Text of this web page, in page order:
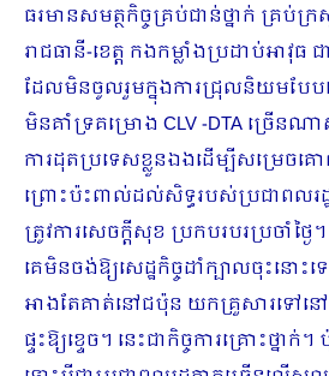
ធរមានសមត្ថកិច្ចគ្រប់ជាន់ថ្នាក់ គ្រប់ក្
រាជធានី-ខេត្ត កងកម្លាំងប្រដាប់អា​វុធ
ដែលមិនចូលរួមក្នុងការជ្រុលនិយមបែប
មិនគាំទ្រគម្រោង CLV -DTA ច្រើន
ការដុតប្រទេសខ្លួនឯងដើម្បីសម្រេច
ព្រោះប៉ះពាល់ដល់សិទ្ធរបស់ប្រជាពលរដ្
ត្រូវការសេចក្ដីសុខ ប្រកបរបរប្រចាំថ្ងៃ
គេមិនចង់ឱ្យសេដ្ឋកិច្ចដាំក្បាលចុះនោះ
អាងតែគាត់នៅជប៉ុន យកគ្រួសារទៅន
ផ្ទះឱ្យខ្ទេច។ នេះជាកិច្ចការគ្រោះថ្នាក់។